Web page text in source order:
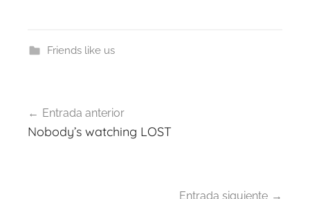
Friends like us
de
Entrada anterior
Nobody’s watching LOST
Entrada siguiente